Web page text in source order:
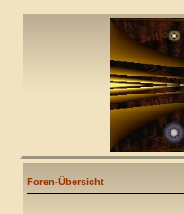
Foren-Übersicht